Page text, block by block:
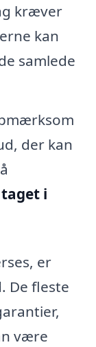
kræver
kan
samlede
der kan
i
er
De fleste
være